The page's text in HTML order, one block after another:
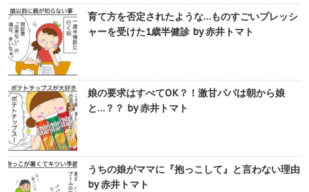
育て方を否定されたような…ものすごいプレッシ
ャーを受けた1歳半健診 by 赤井トマト
娘の要求はすべてOK？！激甘パパは朝から娘
と…？？ by 赤井トマト
うちの娘がママに『抱っこして』と言わない理由
by 赤井トマト